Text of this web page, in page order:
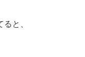
と、